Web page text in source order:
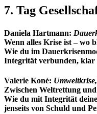
7. Tag
Daniela Hartmann:
Wenn alles Krise ist – wo
Wie du im
Integrität verbunden, klar
Valerie Koné:
Zwischen Weltrettung
Wie du mit Integrität
jenseits von Schuld und